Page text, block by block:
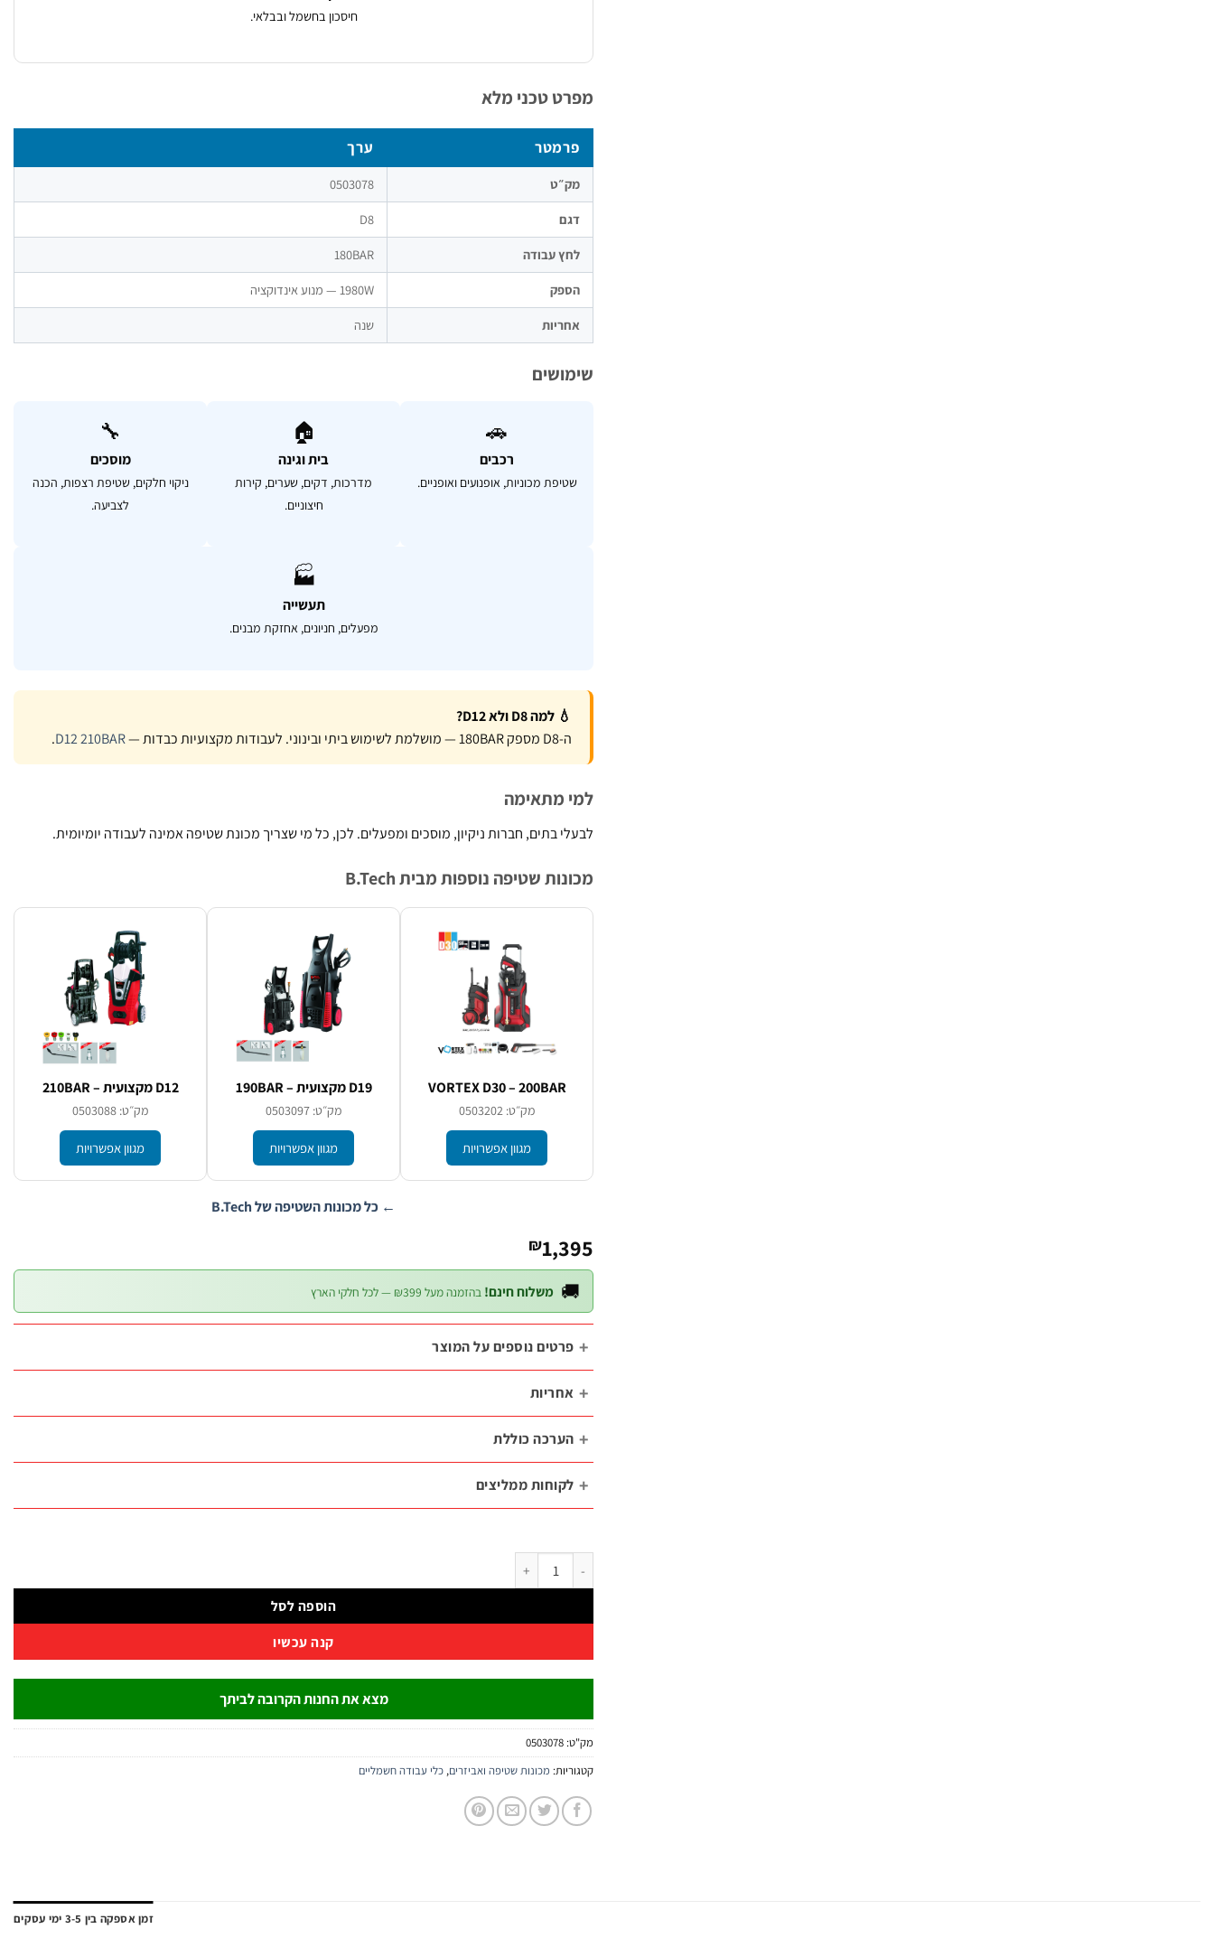
חיסכון בחשמל ובבלאי.
מפרט טכני מלא
פרמטר ערך
מק״ט 0503078
דגם D8
לחץ עבודה 180BAR
הספק 1980W — מנוע אינדוקציה
אחריות שנה
שימושים
🚗
רכבים
שטיפת מכוניות, אופנועים ואופניים.
🏠
בית וגינה
מדרכות, דקים, שערים, קירות
חיצוניים.
🔧
מוסכים
ניקוי חלקים, שטיפת רצפות, הכנה
לצביעה.
🏭
תעשייה
מפעלים, חניונים, אחזקת מבנים.
💧 למה D8 ולא D12?
ה-D8 מספק 180BAR — מושלמת לשימוש ביתי ובינוני. לעבודות מקצועיות כבדות —
D12 210BAR
.
למי מתאימה
לבעלי בתים, חברות ניקיון, מוסכים ומפעלים. לכן, כל מי שצריך מכונת שטיפה אמינה לעבודה יומיומית.
מכונות שטיפה נוספות מבית B.Tech
VORTEX D30 – 200BAR
מק״ט: 0503202
מגוון אפשרויות
D19 מקצועית – 190BAR
מק״ט: 0503097
מגוון אפשרויות
D12 מקצועית – 210BAR
מק״ט: 0503088
מגוון אפשרויות
← כל מכונות השטיפה של B.Tech
₪1,395
🚚 משלוח חינם! בהזמנה מעל ₪399 — לכל חלקי הארץ
פרטים נוספים על המוצר
אחריות
הערכה כוללת
לקוחות ממליצים
כמות של מכונת שטיפה D8 180BAR 1980W | B.Tech
הוספה לסל
קנה עכשיו
מצא את החנות הקרובה לביתך
מק"ט: 0503078
קטגוריות: מכונות שטיפה ואביזרים, כלי עבודה חשמליים
זמן אספקה בין 3-5 ימי עסקים